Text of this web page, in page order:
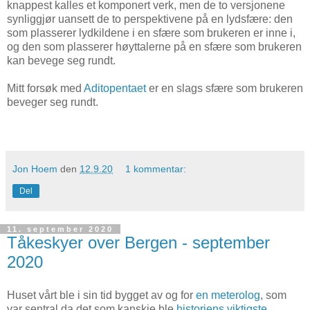
knappest kalles et komponert verk, men de to versjonene
synliggjør uansett de to perspektivene på en lydsfære: den
som plasserer lydkildene i en sfære som brukeren er inne i,
og den som plasserer høyttalerne på en sfære som brukeren
kan bevege seg rundt.
Mitt forsøk med Aditopentaeter en slags sfære som brukeren
beveger seg rundt.
Jon Hoem den 12.9.20 1 kommentar:
Del
11. september 2020
Tåkeskyer over Bergen - september
2020
Huset vårt ble i sin tid bygget av og for en meterolog, som